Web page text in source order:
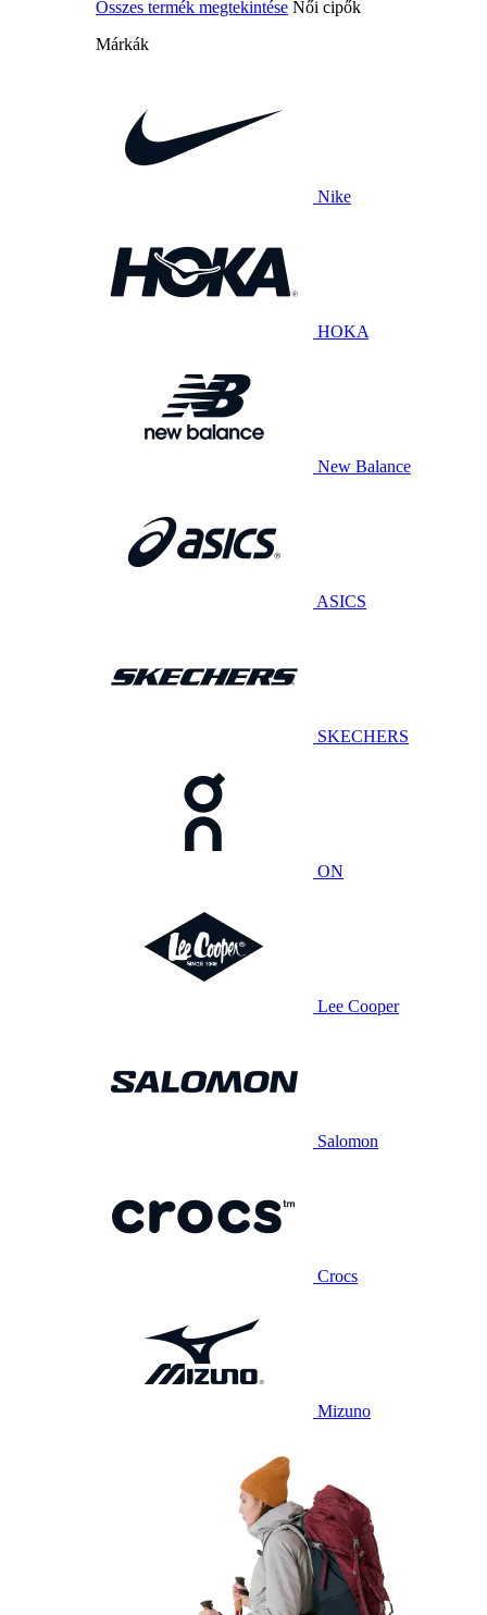
Összes termék megtekintése Női cipők
Márkák
Nike
HOKA
New Balance
ASICS
SKECHERS
ON
Lee Cooper
Salomon
Crocs
Mizuno